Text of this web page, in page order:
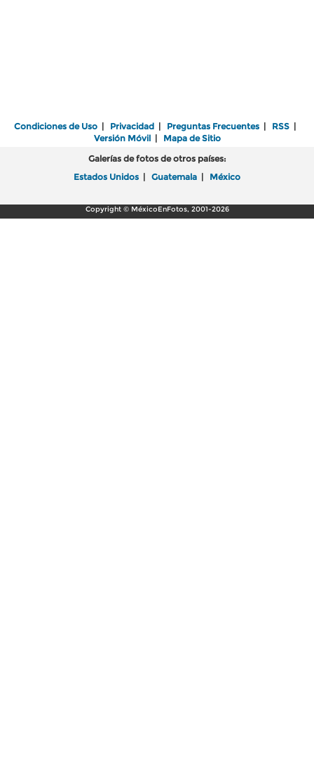
Condiciones de Uso | Privacidad | Preguntas Frecuentes | RSS |
Versión Móvil| Mapa de Sitio
Galerías de fotos de otros países:
Estados Unidos | Guatemala | México
Copyright © MéxicoEnFotos, 2001-2026